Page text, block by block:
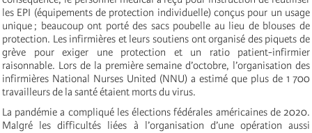
les EPI (équipements de protection individuelle) conçus pour un usage
unique ; beaucoup ont porté des sacs poubelle au lieu de blouses de
protection. Les infirmières et leurs soutiens ont organisé des piquets de
grève pour exiger une protection et un ratio patient-infirmier
raisonnable. Lors de la première semaine d’octobre, l’organisation des
infirmières National Nurses United (NNU) a estimé que plus de 1 700
travailleurs de la santé étaient morts du virus.
La pandémie a compliqué les élections fédérales américaines de 2020.
Malgré les difficultés liées à l’organisation d’une opération aussi